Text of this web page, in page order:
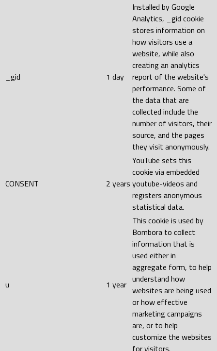
_gid 1 day
Installed by Google
Analytics, _gid cookie
stores information on
how visitors use a
website, while also
creating an analytics
report of the website's
performance. Some of
the data that are
collected include the
number of visitors, their
source, and the pages
they visit anonymously.
CONSENT 2 years
YouTube sets this
cookie via embedded
youtube-videos and
registers anonymous
statistical data.
u 1 year
This cookie is used by
Bombora to collect
information that is
used either in
aggregate form, to help
understand how
websites are being used
or how effective
marketing campaigns
are, or to help
customize the websites
for visitors.